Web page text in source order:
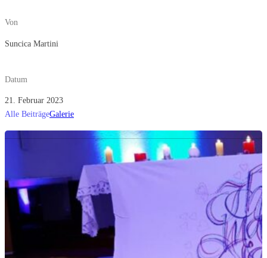
Von
Suncica Martini
Datum
21. Februar 2023
Alle BeiträgeGalerie